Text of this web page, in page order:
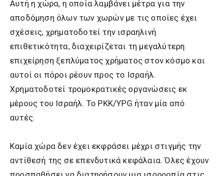
Αυτή η χώρα, η οποία λαμβάνει μέτρα για την
αποδόμηση όλων των χωρών με τις οποίες έχει
σχέσεις, χρηματοδοτεί την ισραηλινή
επιθετικότητα, διαχειρίζεται τη μεγαλύτερη
επιχείρηση ξεπλύματος χρήματος στον κόσμο και
αυτοί οι πόροι ρέουν προς το Ισραήλ.
Χρηματοδοτεί τρομοκρατικές οργανώσεις εκ
μέρους του Ισραήλ. Το PKK/YPG ήταν μία από
αυτές.
Καμία χώρα δεν έχει εκφράσει μέχρι στιγμής την
αντίθεσή της σε επενδυτικά κεφάλαια. Όλες έχουν